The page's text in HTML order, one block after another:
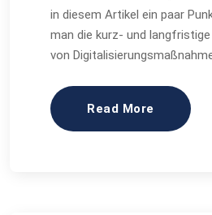
in diesem Artikel ein paar
man die kurz- und
von
Read More